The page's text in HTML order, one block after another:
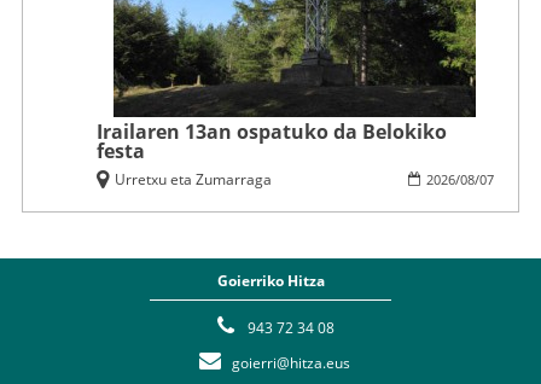
Irailaren 13an ospatuko da Belokiko
festa
2026/08/07
Urretxu eta Zumarraga
Goierriko Hitza
943 72 34 08
goierri@hitza.eus